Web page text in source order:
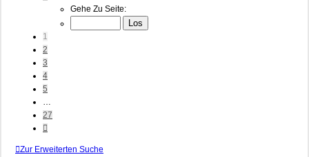
Von
Gehe Zu Seite:
1
2
3
4
5
…
27
Zur Erweiterten Suche